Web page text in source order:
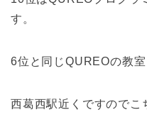
す。
6位と同じQUREOの教室
西葛西駅近くですのでこ